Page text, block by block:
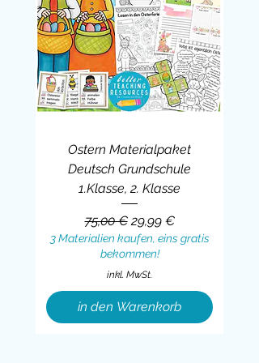
Ostern Materialpaket
Deutsch Grundschule
1.Klasse, 2. Klasse
Standardpreis
75,00 € Sale-Preis
29,99 €
3 Materialien kaufen, eins gratis
bekommen!
inkl. MwSt.
in den Warenkorb